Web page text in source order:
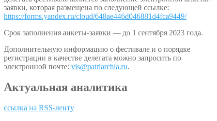
заявки, которая размещена по следующей ссылке:
https://forms.yandex.ru/cloud/648ae446d046881d4fca9449/
Срок заполнения анкеты-заявки — до 1 сентября 2023 года.
Дополнительную информацию о фестивале и о порядке
регистрации в качестве делегата можно запросить по
электронной почте: vis@patriarchia.ru.
Актуальная аналитика
ссылка на RSS-ленту